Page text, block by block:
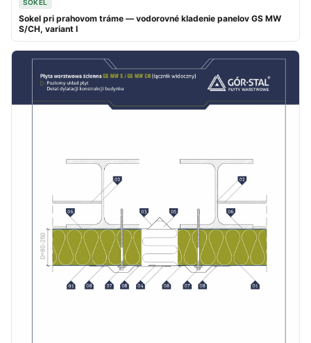
SOKEL
Sokel pri prahovom tráme — vodorovné kladenie panelov GS MW
S/CH, variant I